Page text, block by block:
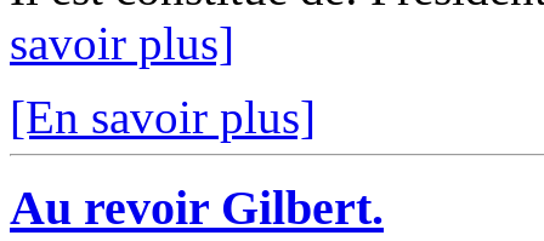
savoir plus]
[En savoir plus]
Au revoir Gilbert.